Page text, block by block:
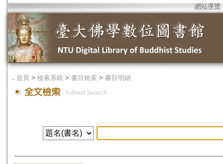
網站導覽
． 首頁 > 檢索系統 > 書目檢索 > 書目明細